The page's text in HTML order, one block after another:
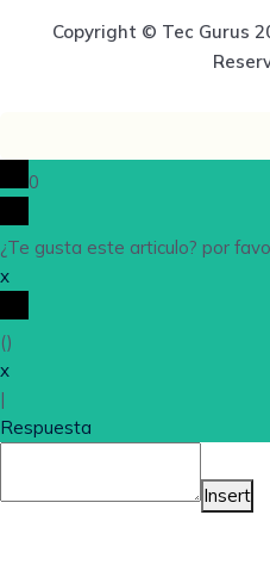
Copyright © Tec Gurus
0
¿Te gusta este articulo? por
x
()
x
|
Respuesta
Insert